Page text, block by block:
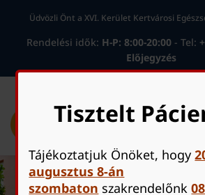
Üdvözli Önt a XVI. Kerület Kertvárosi
Rendelési idők: H-P: 8:00-20:00 - Tel:
Előjegyzés
Tisztelt
Tájékoztatjuk Önöket, hogy
augusztus 8-án
szombaton szakrendelőnk